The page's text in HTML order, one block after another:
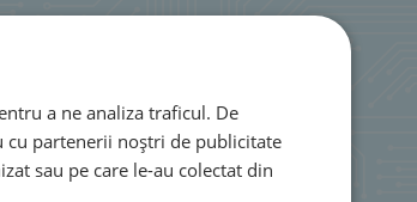
a ne analiza traficul. De
partenerii noștri de publicitate
sau pe care le-au colectat din